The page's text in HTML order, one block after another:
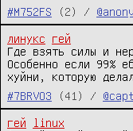
#M752FS
(2) /
линукс
гей
Где взять силы и
Особенно если 99%
хуйни, которую
#7BRVO3
(41) /
гей
linux